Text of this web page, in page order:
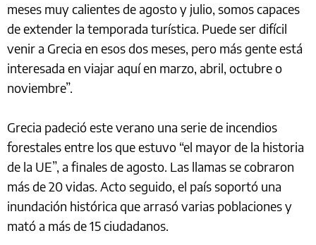
meses muy calientes de agosto y julio, somos capaces
de extender la temporada turística. Puede ser difícil
venir a Grecia en esos dos meses, pero más gente está
interesada en viajar aquí en marzo, abril, octubre o
noviembre”.
Grecia padeció este verano una serie de incendios
forestales entre los que estuvo “el mayor de la historia
de la UE”, a finales de agosto. Las llamas se cobraron
más de 20 vidas. Acto seguido, el país soportó una
inundación histórica que arrasó varias poblaciones y
mató a más de 15 ciudadanos.